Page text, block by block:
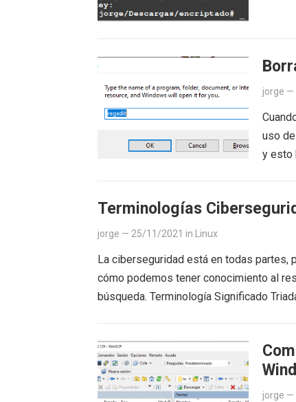
jorge —
uso
y esto
Terminologías
jorge — 25/11/2021 in Linux
La ciberseguridad está en todas partes,
cómo podemos tener conocimiento al
búsqueda. Terminología Significado
jorge —